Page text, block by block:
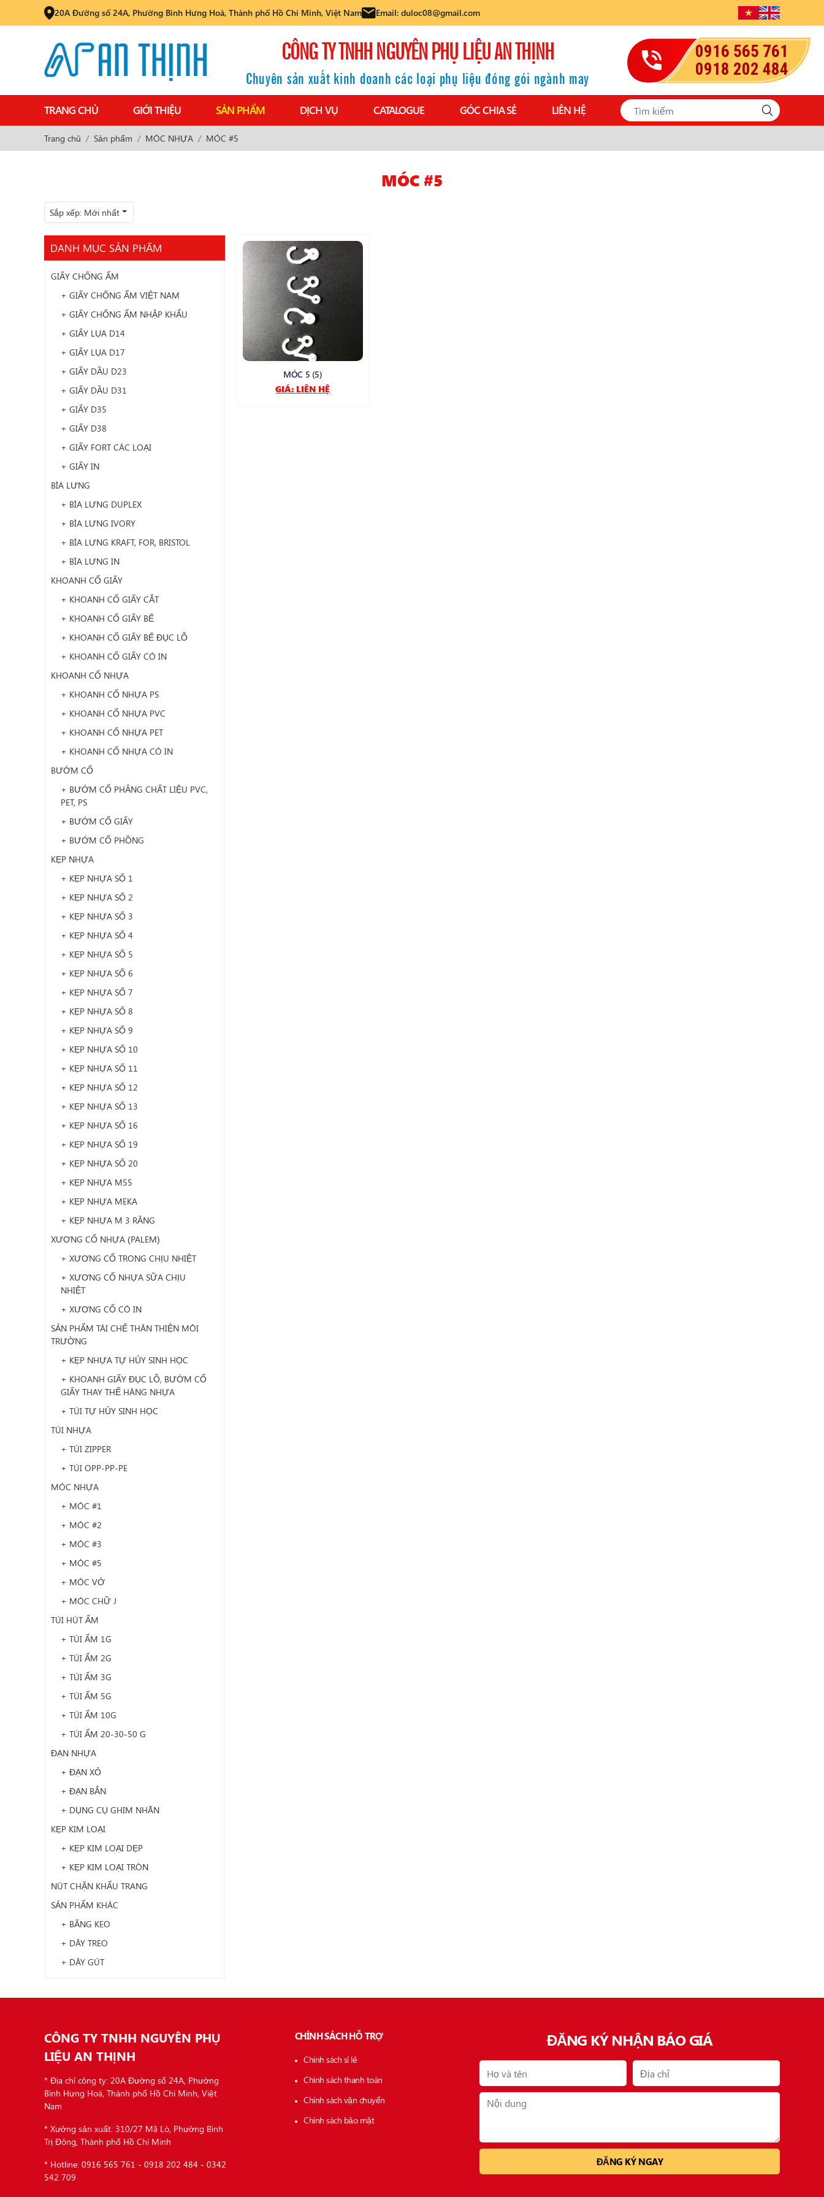
20A Đường số 24A, Phường Bình Hưng Hoà, Thành phố Hồ Chí Minh, Việt Nam Email: duloc08@gmail.com
CÔNG TY TNHH NGUYÊN PHỤ LIỆU AN THỊNH
Chuyên sản xuất kinh doanh các loại phụ liệu đóng gói ngành may
0916 565 761
0918 202 484
TRANG CHỦ GIỚI THIỆU SẢN PHẨM DỊCH VỤ CATALOGUE GÓC CHIA SẺ LIÊN HỆ
Trang chủ Sản phẩm MÓC NHỰA MÓC #5
MÓC #5
Sắp xếp: Mới nhất
DANH MỤC SẢN PHẨM
GIẤY CHỐNG ẨM
+ GIẤY CHỐNG ẨM VIỆT NAM
+ GIẤY CHỐNG ẨM NHẬP KHẨU
+ GIẤY LỤA D14
+ GIẤY LỤA D17
+ GIẤY DẦU D23
+ GIẤY DẦU D31
+ GIẤY D35
+ GIẤY D38
+ GIẤY FORT CÁC LOẠI
+ GIẤY IN
BÌA LƯNG
+ BÌA LƯNG DUPLEX
+ BÌA LƯNG IVORY
+ BÌA LƯNG KRAFT, FOR, BRISTOL
+ BÌA LƯNG IN
KHOANH CỔ GIẤY
+ KHOANH CỔ GIẤY CẮT
+ KHOANH CỔ GIẤY BẾ
+ KHOANH CỔ GIẤY BẾ ĐỤC LỖ
+ KHOANH CỔ GIẤY CÓ IN
KHOANH CỔ NHỰA
+ KHOANH CỔ NHỰA PS
+ KHOANH CỔ NHỰA PVC
+ KHOANH CỔ NHỰA PET
+ KHOANH CỔ NHỰA CÓ IN
BƯỚM CỔ
+ BƯỚM CỔ PHẲNG CHẤT LIỆU PVC,
PET, PS
+ BƯỚM CỔ GIẤY
+ BƯỚM CỔ PHỒNG
KẸP NHỰA
+ KẸP NHỰA SỐ 1
+ KẸP NHỰA SỐ 2
+ KẸP NHỰA SỐ 3
+ KẸP NHỰA SỐ 4
+ KẸP NHỰA SỐ 5
+ KẸP NHỰA SỐ 6
+ KẸP NHỰA SỐ 7
+ KẸP NHỰA SỐ 8
+ KẸP NHỰA SỐ 9
+ KẸP NHỰA SỐ 10
+ KẸP NHỰA SỐ 11
+ KẸP NHỰA SỐ 12
+ KẸP NHỰA SỐ 13
+ KẸP NHỰA SỐ 16
+ KẸP NHỰA SỐ 19
+ KẸP NHỰA SỐ 20
+ KẸP NHỰA M55
+ KẸP NHỰA MEKA
+ KẸP NHỰA M 3 RĂNG
XƯƠNG CỔ NHỰA (PALEM)
+ XƯƠNG CỔ TRONG CHỊU NHIỆT
+ XƯƠNG CỔ NHỰA SỮA CHỊU
NHIỆT
+ XƯƠNG CỔ CÓ IN
SẢN PHẨM TÁI CHẾ THÂN THIỆN MÔI
TRƯỜNG
+ KẸP NHỰA TỰ HỦY SINH HỌC
+ KHOANH GIẤY ĐỤC LỖ, BƯỚM CỔ
GIẤY THAY THẾ HÀNG NHỰA
+ TÚI TỰ HỦY SINH HỌC
TÚI NHỰA
+ TÚI ZIPPER
+ TÚI OPP-PP-PE
MÓC NHỰA
+ MÓC #1
+ MÓC #2
+ MÓC #3
+ MÓC #5
+ MÓC VỚ
+ MÓC CHỮ J
TÚI HÚT ẨM
+ TÚI ẨM 1G
+ TÚI ẨM 2G
+ TÚI ẨM 3G
+ TÚI ẨM 5G
+ TÚI ẨM 10G
+ TÚI ẨM 20-30-50 G
ĐẠN NHỰA
+ ĐẠN XỎ
+ ĐẠN BẮN
+ DỤNG CỤ GHIM NHÃN
KẸP KIM LOẠI
+ KẸP KIM LOẠI DẸP
+ KẸP KIM LOẠI TRÒN
NÚT CHẶN KHẨU TRANG
SẢN PHẨM KHÁC
+ BĂNG KEO
+ DÂY TREO
+ DÂY GÚT
MÓC 5 (5)
GIÁ: LIÊN HỆ
CÔNG TY TNHH NGUYÊN PHỤ
LIỆU AN THỊNH
* Địa chỉ công ty: 20A Đường số 24A, Phường
Bình Hưng Hoà, Thành phố Hồ Chí Minh, Việt
Nam
* Xưởng sản xuất: 310/27 Mã Lò, Phường Bình
Trị Đông, Thành phố Hồ Chí Minh
* Hotline: 0916 565 761 - 0918 202 484 - 0342
542 709
CHÍNH SÁCH HỖ TRỢ
Chính sách sỉ lẻ
Chính sách thanh toán
Chính sách vận chuyển
Chính sách bảo mật
ĐĂNG KÝ NHẬN BÁO GIÁ